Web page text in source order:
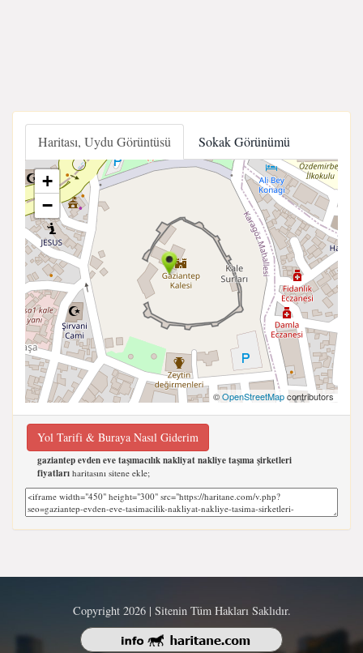
Haritası, Uydu Görüntüsü Sokak Görünümü
+
−
©OpenStreetMapcontributors
Yol Tarifi & Buraya Nasıl Giderim
gaziantep evden eve taşımacılık nakliyat nakliye taşıma şirketleri
fiyatları haritasını sitene ekle;
Copyright 2026 | Sitenin Tüm Hakları Saklıdır.